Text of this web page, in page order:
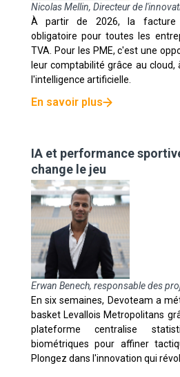
Nicolas Mellin, Directeur de
À partir de 2026, la facture
obligatoire pour toutes les
TVA. Pour les PME, c'est une
leur comptabilité grâce au
l'intelligence artificielle.
En savoir plus
IA et performance
change le jeu
Erwan Benech, responsable des
En six semaines, Devoteam a
basket Levallois Metropolitans
plateforme centralise
biométriques pour affiner
Plongez dans l'innovation qui